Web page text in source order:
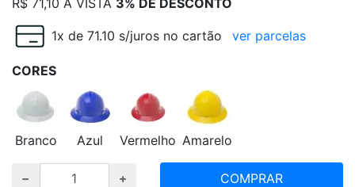
1x de 71.10 s/juros no cartão ver parcelas
CORES
Branco Azul Vermelho Amarelo
COMPRAR